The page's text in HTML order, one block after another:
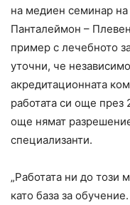
на медиен семинар
Панталеймон –
пример с лечебното
уточни, че
акредитационната
работата си още през
още нямат
специализанти.
„Работата ни до този
като база за